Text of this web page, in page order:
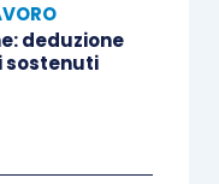
deduzione
sostenuti